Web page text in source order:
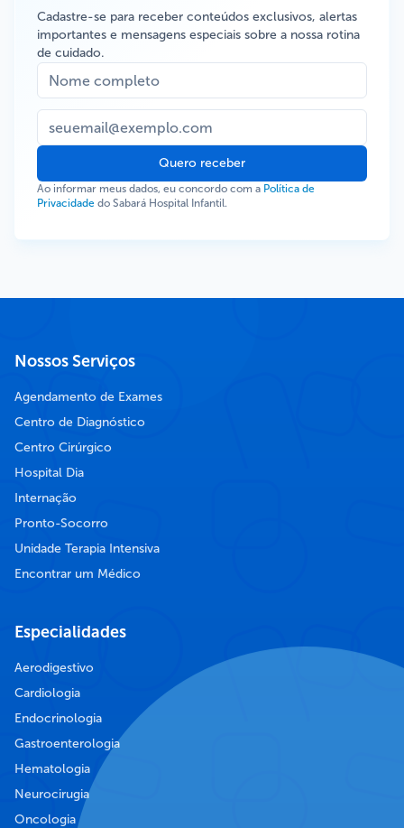
Cadastre-se para receber conteúdos exclusivos, alertas
importantes e mensagens especiais sobre a nossa rotina
de cuidado.
Quero receber
Ao informar meus dados, eu concordo com a Política de
Privacidade do Sabará Hospital Infantil.
Nossos Serviços
Agendamento de Exames
Centro de Diagnóstico
Centro Cirúrgico
Hospital Dia
Internação
Pronto-Socorro
Unidade Terapia Intensiva
Encontrar um Médico
Especialidades
Aerodigestivo
Cardiologia
Endocrinologia
Gastroenterologia
Hematologia
Neurocirugia
Oncologia